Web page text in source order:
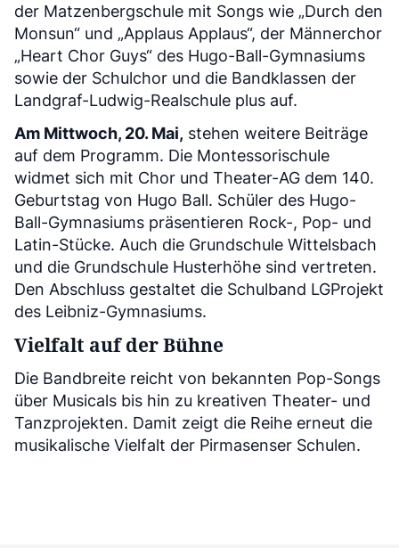
der Matzenbergschule mit Songs wie „Durch den
Monsun“ und „Applaus Applaus“, der Männerchor
„Heart Chor Guys“ des Hugo-Ball-Gymnasiums
sowie der Schulchor und die Bandklassen der
Landgraf-Ludwig-Realschule plus auf.
Am Mittwoch, 20. Mai, stehen weitere Beiträge
auf dem Programm. Die Montessorischule
widmet sich mit Chor und Theater-AG dem 140.
Geburtstag von Hugo Ball. Schüler des Hugo-
Ball-Gymnasiums präsentieren Rock-, Pop- und
Latin-Stücke. Auch die Grundschule Wittelsbach
und die Grundschule Husterhöhe sind vertreten.
Den Abschluss gestaltet die Schulband LGProjekt
des Leibniz-Gymnasiums.
Vielfalt auf der Bühne
Die Bandbreite reicht von bekannten Pop-Songs
über Musicals bis hin zu kreativen Theater- und
Tanzprojekten. Damit zeigt die Reihe erneut die
musikalische Vielfalt der Pirmasenser Schulen.